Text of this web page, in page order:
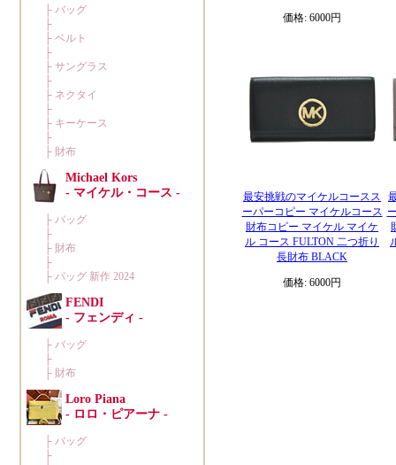
価格: 6000円
最安挑戦のマイケルコースス
ーパーコピー マイケルコース
財布コピー マイケル マイケ
ル コース FULTON 二つ折り
長財布 BLACK
価格: 6000円